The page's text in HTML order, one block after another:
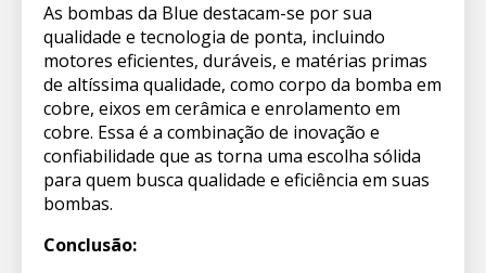
As bombas da Blue destacam-se por sua
qualidade e tecnologia de ponta, incluindo
motores eficientes, duráveis, e matérias primas
de altíssima qualidade, como corpo da bomba em
cobre, eixos em cerâmica e enrolamento em
cobre. Essa é a combinação de inovação e
confiabilidade que as torna uma escolha sólida
para quem busca qualidade e eficiência em suas
bombas.
Conclusão: